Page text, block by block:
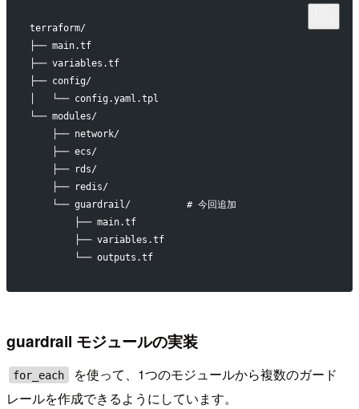
terraform/
├── main.tf
├── variables.tf
├── config/
│   └── config.yaml.tpl
└── modules/
    ├── network/
    ├── ecs/
    ├── rds/
    ├── redis/
    └── guardrail/          # 今回追加
        ├── main.tf
        ├── variables.tf
        └── outputs.tf
guardrail モジュールの実装
for_each
を使って、1つのモジュールから複数のガード
レールを作成できるようにしています。